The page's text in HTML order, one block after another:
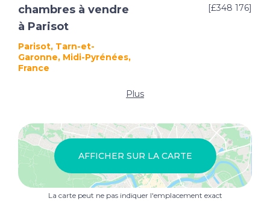
chambres à vendre
à Parisot
Parisot, Tarn-et-
Garonne, Midi-Pyrénées,
France
[£348 176]
Plus
AFFICHER SUR LA CARTE
La carte peut ne pas indiquer l'emplacement exact